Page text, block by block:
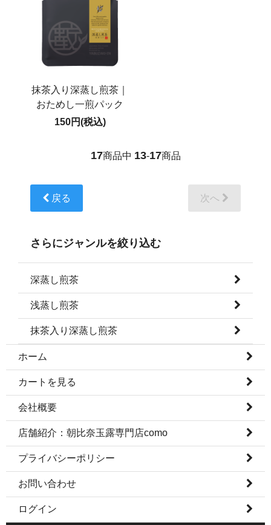
抹茶入り深蒸し煎茶｜
おためし一煎パック
150円(税込)
17商品中 13-17商品
戻る 次へ
さらにジャンルを絞り込む
深蒸し煎茶
浅蒸し煎茶
抹茶入り深蒸し煎茶
ホーム
カートを見る
会社概要
店舗紹介：朝比奈玉露専門店como
プライバシーポリシー
お問い合わせ
ログイン